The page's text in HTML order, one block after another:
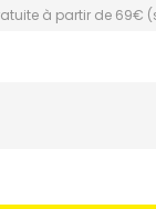
à partir de 69€
Fachon